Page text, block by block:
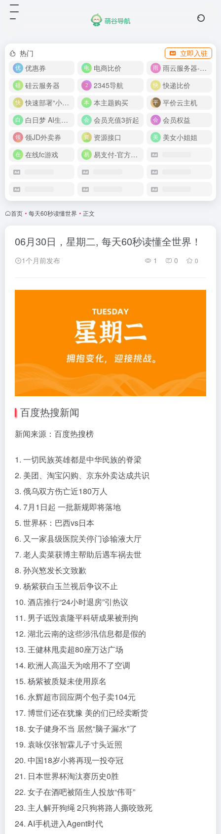
热门
立即入驻
优惠券
电商比价
雨云服务器-新人首月 5 折
硅云服务器
2345导航
快递比价
快速部署“小龙虾”
本主题购买
平价云主机
白日梦 AI生成50分钟视频
会员充值3折起
会员权益
领JD外卖券
资源接口
美女小姐姐
在线fc游戏
易支付-官方网站
首页 • 每天60秒读懂世界 • 正文
06月30日，星期二, 每天60秒读懂全世界！
1个月前发布 1 0 0
百度热搜新闻
新闻来源：百度热搜榜
1. 一切民族英雄都是中华民族的脊梁
2. 美团、淘宝闪购、京东外卖达成共识
3. 俄乌双方伤亡近180万人
4. 7月1日起 一批新规即将落地
5. 世界杯：巴西vs日本
6. 又一家县级医院关停门诊输液大厅
7. 老人卖菜获博主帮助后遇车祸去世
8. 孙兴慜发长文致歉
9. 杨紫获白玉兰视后争议不止
10. 酒店推行“24小时退房”引热议
11. 男子诋毁袁隆平科研成果被刑拘
12. 湖北云南的这些涉汛信息都是假的
13. 王健林甩卖超80座万达广场
14. 欧洲人高温天为啥用不了空调
15. 杨紫被质疑未使用原名
16. 永辉超市回应两个包子卖104元
17. 博世们还在犹豫 美的们已经卖断货
18. 女子健身不当 居然“脑子漏水”了
19. 袁咏仪张智霖儿子寸头近照
20. 中国18岁小将再现一投夺冠
21. 日本世界杯淘汰赛历史0胜
22. 女子在酒吧被陌生人投放“伟哥”
23. 主人解开狗绳 2只狗将路人撕咬致死
24. AI手机进入Agent时代